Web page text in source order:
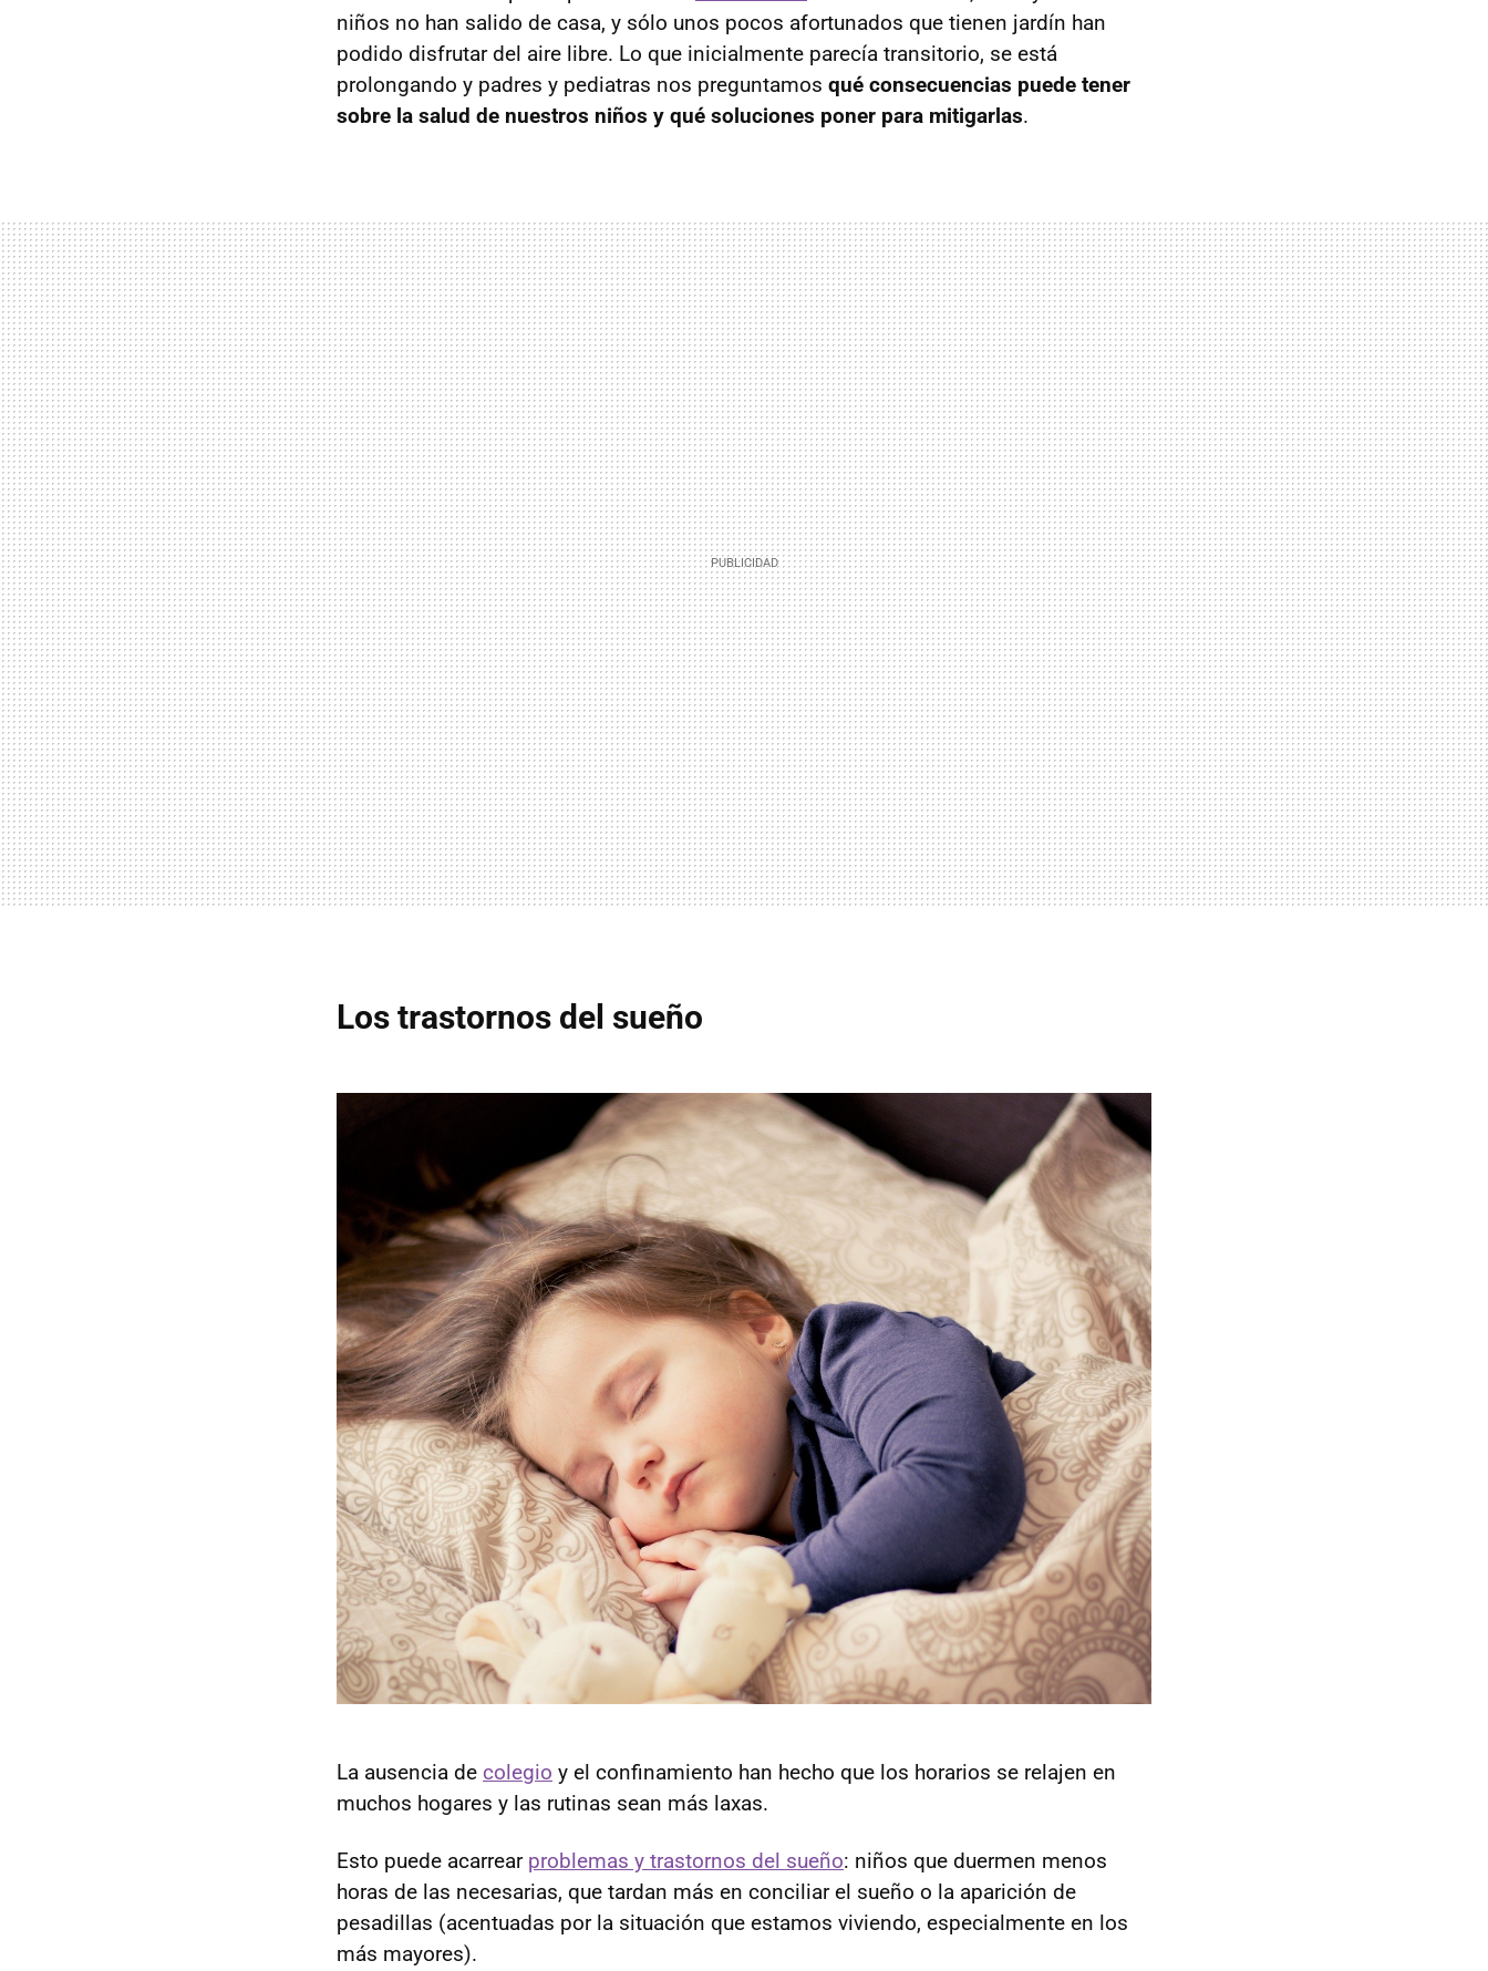
niños no han salido de casa, y sólo unos pocos afortunados que tienen jardín han
podido disfrutar del aire libre. Lo que inicialmente parecía transitorio, se está
prolongando y padres y pediatras nos preguntamos qué consecuencias puede tener
sobre la salud de nuestros niños y qué soluciones poner para mitigarlas.
Los trastornos del sueño
La ausencia de colegio y el confinamiento han hecho que los horarios se relajen en
muchos hogares y las rutinas sean más laxas.
Esto puede acarrear problemas y trastornos del sueño: niños que duermen menos
horas de las necesarias, que tardan más en conciliar el sueño o la aparición de
pesadillas (acentuadas por la situación que estamos viviendo, especialmente en los
más mayores).